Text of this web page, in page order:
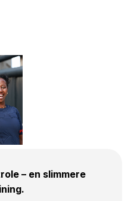
– en slimmere